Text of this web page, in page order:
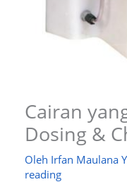
Cairan
Dosing &
Oleh Irfan Maulana
reading